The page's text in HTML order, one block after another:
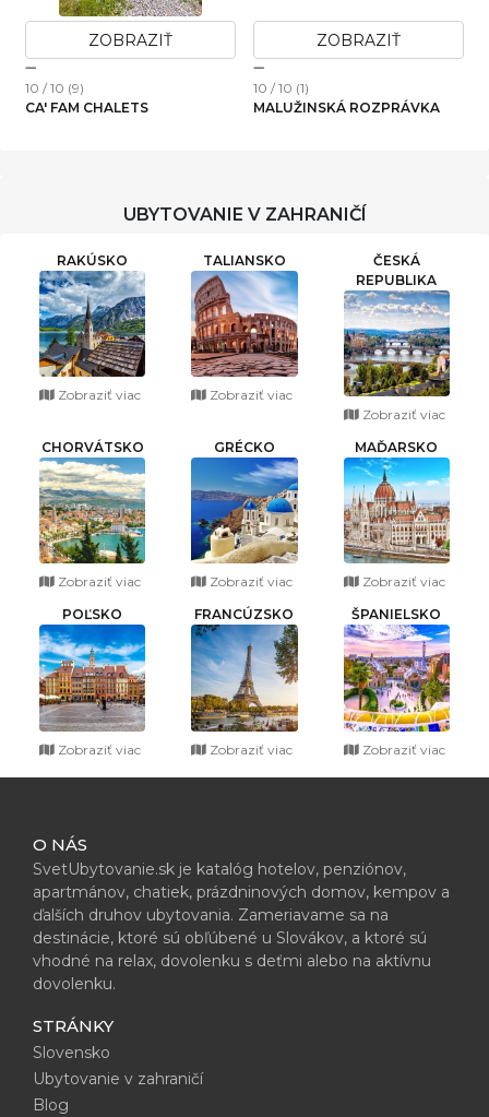
ZOBRAZIŤ
10 / 10 (9)
CA' FAM CHALETS
ZOBRAZIŤ
10 / 10 (1)
MALUŽINSKÁ ROZPRÁVKA
UBYTOVANIE V ZAHRANIČÍ
RAKÚSKO
Zobraziť viac
TALIANSKO
Zobraziť viac
ČESKÁ
REPUBLIKA
Zobraziť viac
CHORVÁTSKO
Zobraziť viac
GRÉCKO
Zobraziť viac
MAĎARSKO
Zobraziť viac
POĽSKO
Zobraziť viac
FRANCÚZSKO
Zobraziť viac
ŠPANIELSKO
Zobraziť viac
O NÁS
SvetUbytovanie.sk je katalóg hotelov, penziónov,
apartmánov, chatiek, prázdninových domov, kempov a
ďalších druhov ubytovania. Zameriavame sa na
destinácie, ktoré sú obľúbené u Slovákov, a ktoré sú
vhodné na relax, dovolenku s deťmi alebo na aktívnu
dovolenku.
STRÁNKY
Slovensko
Ubytovanie v zahraničí
Blog